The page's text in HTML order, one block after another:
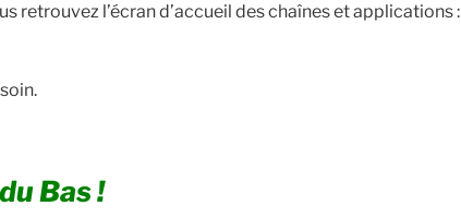
retrouvez l’écran d’accueil des chaînes et applications :
Bas !